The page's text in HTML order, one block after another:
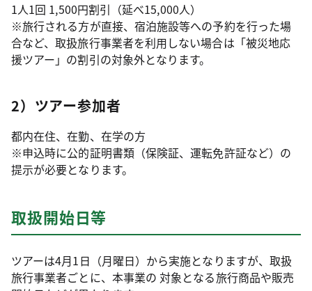
1人1回 1,500円割引（延べ15,000人）
※旅行される方が直接、宿泊施設等への予約を行った場
合など、取扱旅行事業者を利用しない場合は「被災地応
援ツアー」の割引の対象外となります。
2）ツアー参加者
都内在住、在勤、在学の方
※申込時に公的証明書類（保険証、運転免許証など）の
提示が必要となります。
取扱開始日等
ツアーは4月1日（月曜日）から実施となりますが、取扱
旅行事業者ごとに、本事業の 対象となる旅行商品や販売